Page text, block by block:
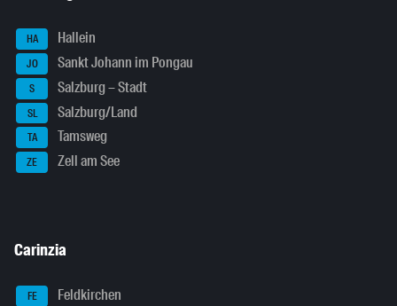
HA Hallein
JO Sankt Johann im Pongau
S Salzburg – Stadt
SL Salzburg/Land
TA Tamsweg
ZE Zell am See
Carinzia
FE Feldkirchen